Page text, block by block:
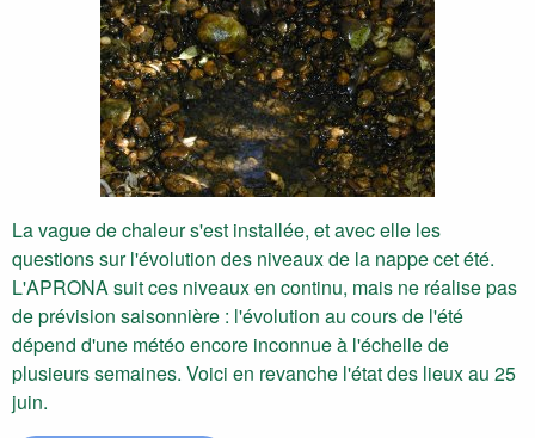
La vague de chaleur s'est installée, et avec elle les
questions sur l'évolution des niveaux de la nappe cet été.
L'APRONA suit ces niveaux en continu, mais ne réalise pas
de prévision saisonnière : l'évolution au cours de l'été
dépend d'une météo encore inconnue à l'échelle de
plusieurs semaines. Voici en revanche l'état des lieux au 25
juin.